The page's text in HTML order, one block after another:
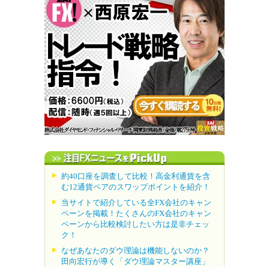
約40口座を調査して比較！高金利通貨を含
む12通貨ペアのスワップポイントを紹介！
当サイトで紹介している全FX会社のキャン
ペーンを掲載！たくさんのFX会社のキャン
ペーンから比較検討したい方は是非チェッ
ク！
なぜあなたのダウ理論は機能しないのか？
田向宏行が導く「ダウ理論マスター講座」